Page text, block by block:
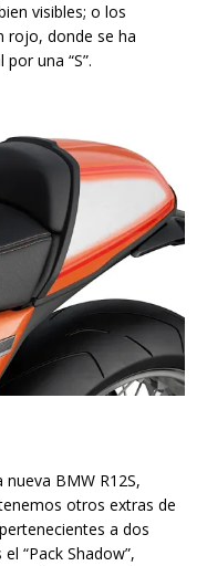
visibles; o los
rojo, donde se ha
una “S”.
BMW R12S,
otros extras de
a dos
“Pack Shadow”,